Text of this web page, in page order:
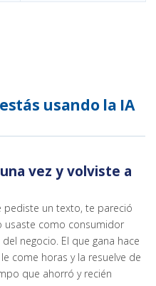
usando la IA
vez y volviste a
pediste un texto, te pareció
usaste como consumidor
negocio. El que gana hace
come horas y la resuelve de
que ahorró y recién